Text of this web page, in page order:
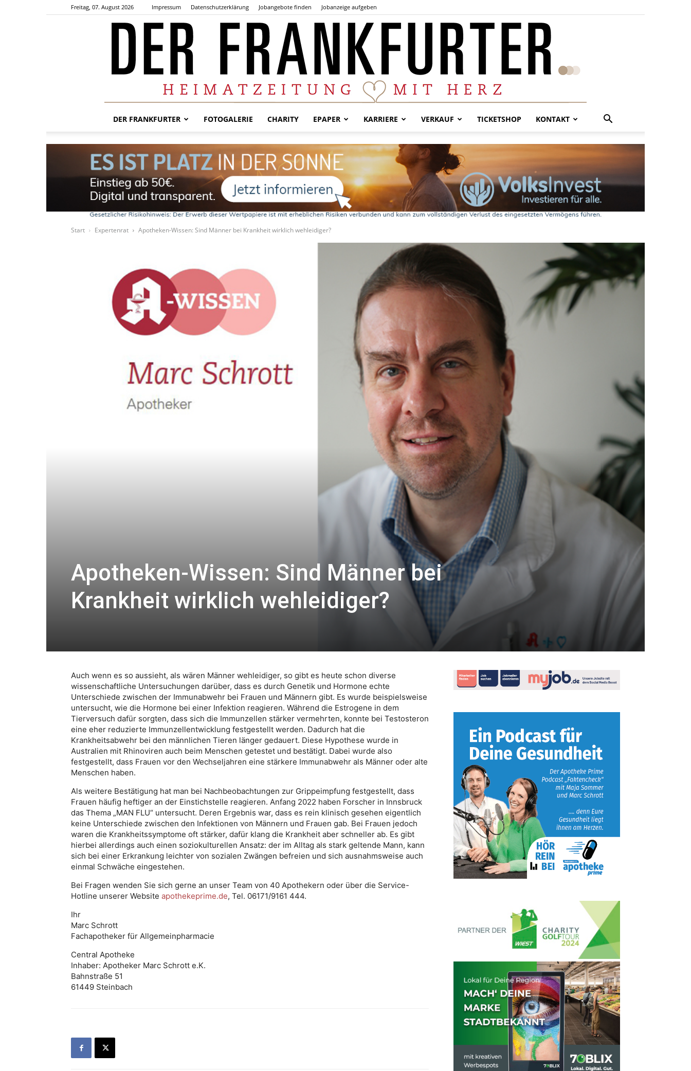
Freitag, 07. August 2026 Impressum Datenschutzerklärung Jobangebote finden Jobanzeige aufgeben
Frankfurter
DER FRANKFURTER FOTOGALERIE CHARITY EPAPER KARRIERE VERKAUF TICKETSHOP KONTAKT
Start Expertenrat Apotheken-Wissen: Sind Männer bei Krankheit wirklich wehleidiger?
Apotheken-Wissen: Sind Männer bei
Krankheit wirklich wehleidiger?
Auch wenn es so aussieht, als wären Männer wehleidiger, so gibt es heute schon diverse
wissenschaftliche Untersuchungen darüber, dass es durch Genetik und Hormone echte
Unterschiede zwischen der Immunabwehr bei Frauen und Männern gibt. Es wurde beispielsweise
untersucht, wie die Hormone bei einer Infektion reagieren. Während die Estrogene in dem
Tierversuch dafür sorgten, dass sich die Immunzellen stärker vermehrten, konnte bei Testosteron
eine eher reduzierte Immunzellentwicklung festgestellt werden. Dadurch hat die
Krankheitsabwehr bei den männlichen Tieren länger gedauert. Diese Hypothese wurde in
Australien mit Rhinoviren auch beim Menschen getestet und bestätigt. Dabei wurde also
festgestellt, dass Frauen vor den Wechseljahren eine stärkere Immunabwehr als Männer oder alte
Menschen haben.
Als weitere Bestätigung hat man bei Nachbeobachtungen zur Grippeimpfung festgestellt, dass
Frauen häufig heftiger an der Einstichstelle reagieren. Anfang 2022 haben Forscher in Innsbruck
das Thema „MAN FLU“ untersucht. Deren Ergebnis war, dass es rein klinisch gesehen eigentlich
keine Unterschiede zwischen den Infektionen von Männern und Frauen gab. Bei Frauen jedoch
waren die Krankheitssymptome oft stärker, dafür klang die Krankheit aber schneller ab. Es gibt
hierbei allerdings auch einen soziokulturellen Ansatz: der im Alltag als stark geltende Mann, kann
sich bei einer Erkrankung leichter von sozialen Zwängen befreien und sich ausnahmsweise auch
einmal Schwäche eingestehen.
Bei Fragen wenden Sie sich gerne an unser Team von 40 Apothekern oder über die Service-
Hotline unserer Website apothekeprime.de, Tel. 06171/9161 444.
Ihr
Marc Schrott
Fachapotheker für Allgemeinpharmacie
Central Apotheke
Inhaber: Apotheker Marc Schrott e.K.
Bahnstraße 51
61449 Steinbach